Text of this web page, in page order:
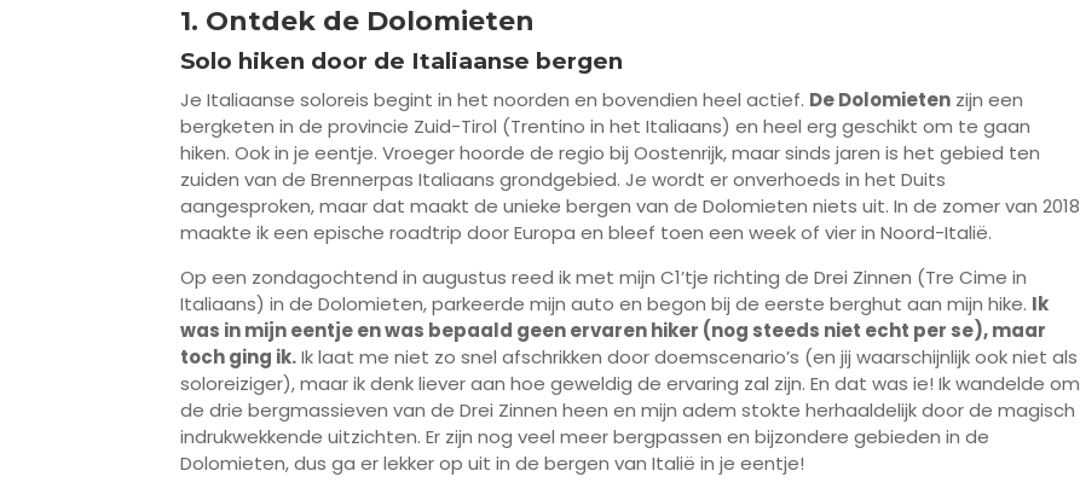
1. Ontdek de Dolomieten
Solo hiken door de Italiaanse bergen
Je Italiaanse soloreis begint in het noorden en bovendien heel actief. De Dolomieten zijn een
bergketen in de provincie Zuid-Tirol (Trentino in het Italiaans) en heel erg geschikt om te gaan
hiken. Ook in je eentje. Vroeger hoorde de regio bij Oostenrijk, maar sinds jaren is het gebied ten
zuiden van de Brennerpas Italiaans grondgebied. Je wordt er onverhoeds in het Duits
aangesproken, maar dat maakt de unieke bergen van de Dolomieten niets uit. In de zomer van 2018
maakte ik een epische roadtrip door Europa en bleef toen een week of vier in Noord-Italië.
Op een zondagochtend in augustus reed ik met mijn C1’tje richting de Drei Zinnen (Tre Cime in
Italiaans) in de Dolomieten, parkeerde mijn auto en begon bij de eerste berghut aan mijn hike. Ik
was in mijn eentje en was bepaald geen ervaren hiker (nog steeds niet echt per se), maar
toch ging ik.Ik laat me niet zo snel afschrikken door doemscenario’s (en jij waarschijnlijk ook niet als
soloreiziger), maar ik denk liever aan hoe geweldig de ervaring zal zijn. En dat was ie! Ik wandelde om
de drie bergmassieven van de Drei Zinnen heen en mijn adem stokte herhaaldelijk door de magisch
indrukwekkende uitzichten. Er zijn nog veel meer bergpassen en bijzondere gebieden in de
Dolomieten, dus ga er lekker op uit in de bergen van Italië in je eentje!